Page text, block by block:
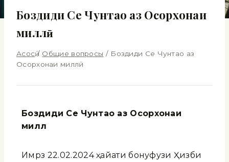
Боздиди Се Чунтао аз Осорхонаи
миллӣ
Асосӣ / Общие вопросы / Боздиди Се Чунтао аз
Осорхонаи миллӣ
Боздиди Се Чунтао аз Осорхонаи
миллӣ
Имрӯз 22.02.2024 ҳайати бонуфузи Ҳизби